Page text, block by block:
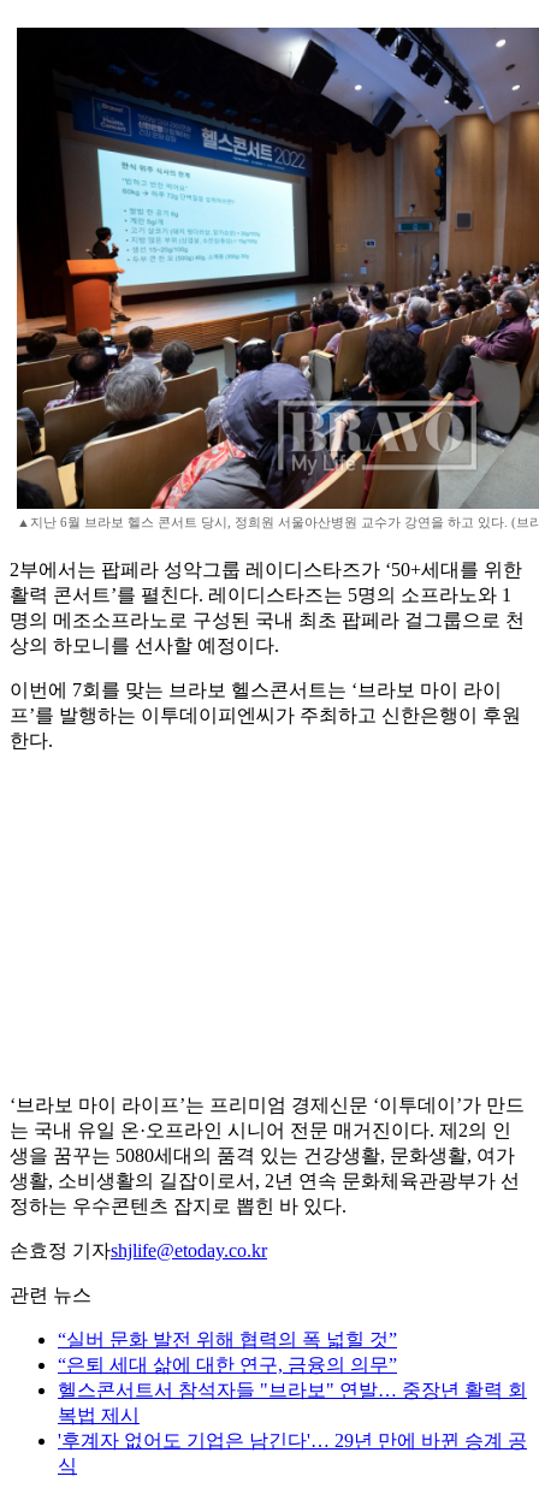
▲지난 6월 브라보 헬스 콘서트 당시, 정희원 서울아산병원 교수가 강연을 하고 있다. (브
2부에서는 팝페라 성악그룹 레이디스타즈가 ‘50+세대를 위한
활력 콘서트’를 펼친다. 레이디스타즈는 5명의 소프라노와 1
명의 메조소프라노로 구성된 국내 최초 팝페라 걸그룹으로 천
상의 하모니를 선사할 예정이다.
이번에 7회를 맞는 브라보 헬스콘서트는 ‘브라보 마이 라이
프’를 발행하는 이투데이피엔씨가 주최하고 신한은행이 후원
한다.
‘브라보 마이 라이프’는 프리미엄 경제신문 ‘이투데이’가 만드
는 국내 유일 온·오프라인 시니어 전문 매거진이다. 제2의 인
생을 꿈꾸는 5080세대의 품격 있는 건강생활, 문화생활, 여가
생활, 소비생활의 길잡이로서, 2년 연속 문화체육관광부가 선
정하는 우수콘텐츠 잡지로 뽑힌 바 있다.
손효정 기자shjlife@etoday.co.kr
관련 뉴스
“실버 문화 발전 위해 협력의 폭 넓힐 것”
“은퇴 세대 삶에 대한 연구, 금융의 의무”
헬스콘서트서 참석자들 "브라보" 연발… 중장년 활력 회
복법 제시
'후계자 없어도 기업은 남긴다'… 29년 만에 바뀐 승계 공
식